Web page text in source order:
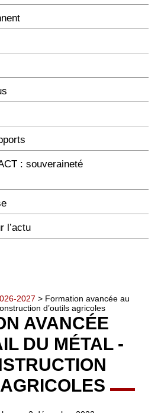
: souveraineté
l’actu
2027 > Formation avancée au
d’outils agricoles
AVANCÉE
DU MÉTAL -